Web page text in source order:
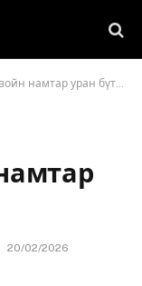
намтар уран бүтээл
20/02/2026